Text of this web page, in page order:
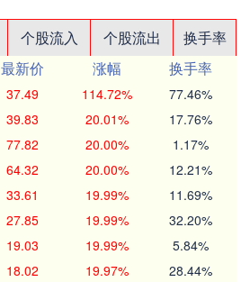
个股流入 个股流出
换手率
最新价 涨幅
换手率
37.49 114.72% 77.46%
39.83 20.01% 17.76%
77.82 20.00% 1.17%
64.32 20.00% 12.21%
33.61 19.99% 11.69%
27.85 19.99% 32.20%
19.03 19.99% 5.84%
18.02 19.97% 28.44%